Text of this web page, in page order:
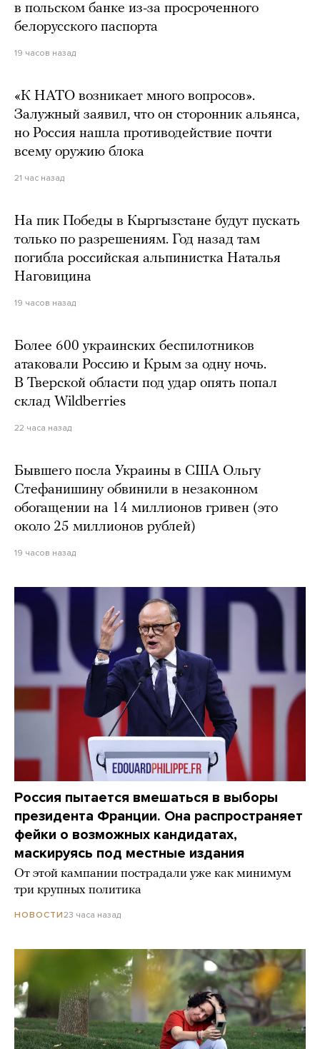
в польском банке из-за просроченного
белорусского паспорта
19 часов назад
«К НАТО возникает много вопросов».
Залужный заявил, что он сторонник альянса,
но Россия нашла противодействие почти
всему оружию блока
21 час назад
На пик Победы в Кыргызстане будут пускать
только по разрешениям. Год назад там
погибла российская альпинистка Наталья
Наговицина
19 часов назад
Более 600 украинских беспилотников
атаковали Россию и Крым за одну ночь.
В Тверской области под удар опять попал
склад Wildberries
22 часа назад
Бывшего посла Украины в США Ольгу
Стефанишину обвинили в незаконном
обогащении на 14 миллионов гривен (это
около 25 миллионов рублей)
19 часов назад
Россия пытается вмешаться в выборы
президента Франции. Она распространяет
фейки о возможных кандидатах,
маскируясь под местные издания
От этой кампании пострадали уже как минимум
три крупных политика
НОВОСТИ 23 часа назад